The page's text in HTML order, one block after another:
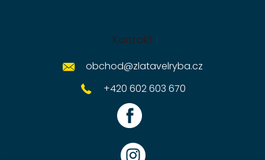
Kontakt
obchod@zlatavelryba.cz
+420 602 603 670